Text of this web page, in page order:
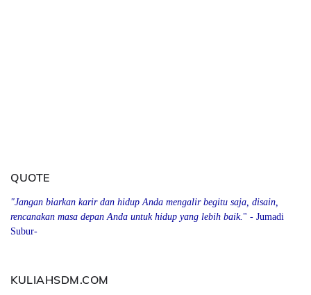
QUOTE
"Jangan biarkan karir dan hidup Anda mengalir begitu saja, disain,
rencanakan masa depan Anda untuk hidup yang lebih baik. " - Jumadi
Subur-
KULIAHSDM.COM